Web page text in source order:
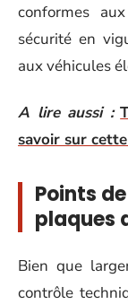
conformes
sécurité en
aux véhicules
A lire aussi :
savoir sur
Points
plaques
Bien que
contrôle